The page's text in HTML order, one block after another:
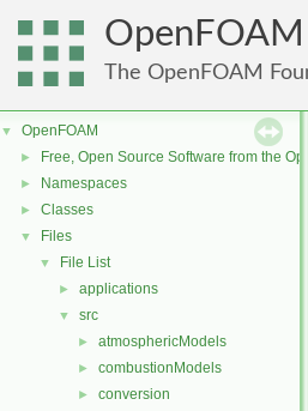
OpenFOAM
The OpenFOAM
▼ OpenFOAM
► Free, Open Source Software from the
► Namespaces
► Classes
▼ Files
▼ File List
► applications
▼ src
► atmosphericModels
► combustionModels
► conversion